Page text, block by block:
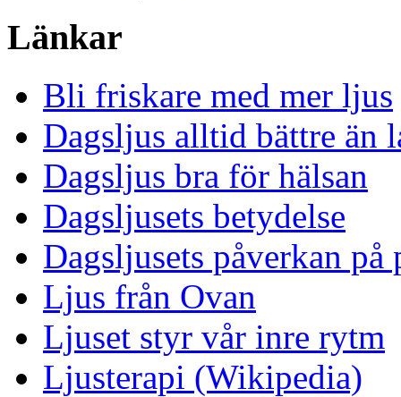
Länkar
Bli friskare med mer ljus
Dagsljus alltid bättre än
Dagsljus bra för hälsan
Dagsljusets betydelse
Dagsljusets påverkan på
Ljus från Ovan
Ljuset styr vår inre rytm
Ljusterapi (Wikipedia)